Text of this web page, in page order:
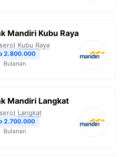
Mandiri Kubu Raya
Kubu Raya
2.800.000
Bulanan
Mandiri Langkat
Langkat
2.700.000
Bulanan